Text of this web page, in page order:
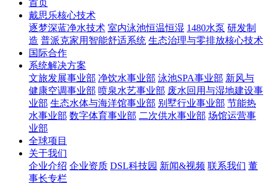
首页
戴思乐核心技术
逐梦深蓝净水技术 室内泳池恒温恒湿 1480水泵 研发制
造 普派克家用智能舒适系统 生态治理与零排放核心技术
国际合作
系统解决方案
文旅发展事业部 净饮水事业部 泳池SPA事业部 新风与
健康空调事业部 喷泉水艺事业部 废水回用与湿地建设事
业部 生态水体与海洋馆事业部 别墅行业事业部 节能热
水事业部 数字体育事业部 二次供水事业部 场馆运营事
业部
全球项目
关于我们
企业介绍 企业资质 DSL科技园 新闻&视频 联系我们 董
事长专栏